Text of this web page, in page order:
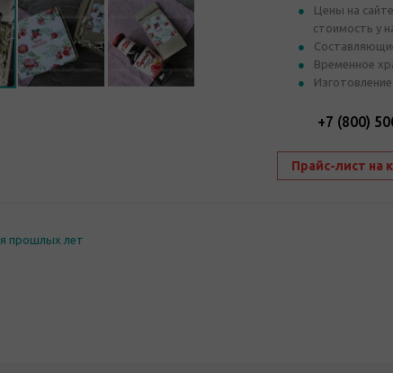
Цены на
стоимость у
Временное
+7 (800)
Прайс-лист на
прошлых лет